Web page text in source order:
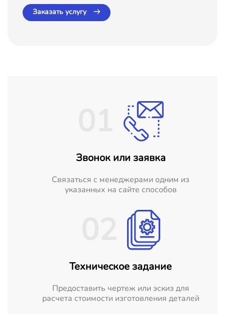
Заказать услугу
Звонок или заявка
Cвязаться с менеджерами одним из
указанных на сайте способов
Техническое задание
Предоставить чертеж или эскиз для
расчета стоимости изготовления деталей